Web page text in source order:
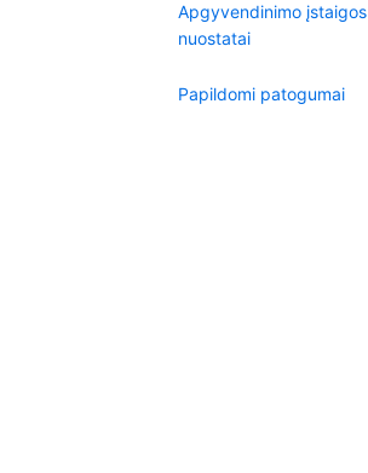
Apgyvendinimo įstaigos
nuostatai
Papildomi patogumai